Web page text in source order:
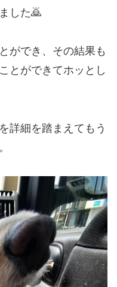
した🙇
ができ、その結果も
とができてホッとし
詳細を踏まえてもう